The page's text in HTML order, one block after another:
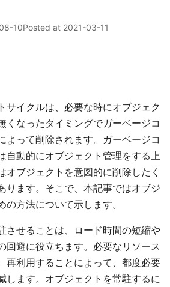
10Posted at 2021-03-11
イクルは、必要な時にオブジェク
くなったタイミングでガーベージコ
よって削除されます。ガーベージコ
自動的にオブジェクト管理をする上
オブジェクトを意図的に削除したく
ります。そこで、本記事ではオブジ
の方法について示します。
させることは、ロード時間の短縮や
回避に役立ちます。必要なリソース
再利用することによって、都度必要
します。オブジェクトを常駐するに